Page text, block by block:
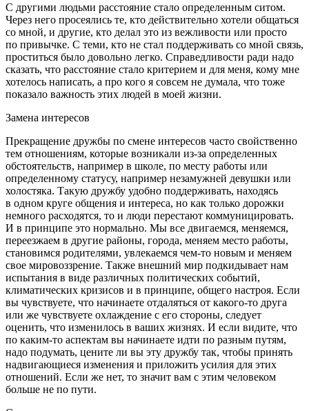
С другими людьми расстояние стало определенным ситом.
Через него просеялись те, кто действительно хотели общаться
со мной, и другие, кто делал это из вежливости или просто
по привычке. С теми, кто не стал поддерживать со мной связь,
проститься было довольно легко. Справедливости ради надо
сказать, что расстояние стало критерием и для меня, кому мне
хотелось написать, а про кого я совсем не думала, что тоже
показало важность этих людей в моей жизни.
Замена интересов
Прекращение дружбы по смене интересов часто свойственно
тем отношениям, которые возникали из-за определенных
обстоятельств, например в школе, по месту работы или
определенному статусу, например незамужней девушки или
холостяка. Такую дружбу удобно поддерживать, находясь
в одном круге общения и интереса, но как только дорожки
немного расходятся, то и люди перестают коммуницировать.
И в принципе это нормально. Мы все двигаемся, меняемся,
переезжаем в другие районы, города, меняем место работы,
становимся родителями, увлекаемся чем-то новым и меняем
свое мировоззрение. Также внешний мир подкидывает нам
испытания в виде различных политических событий,
климатических кризисов и в принципе, общего настроя. Если
вы чувствуете, что начинаете отдаляться от какого-то друга
или же чувствуете охлаждение с его стороны, следует
оценить, что изменилось в ваших жизнях. И если видите, что
по каким-то аспектам вы начинаете идти по разным путям,
надо подумать, цените ли вы эту дружбу так, чтобы принять
надвигающиеся изменения и приложить усилия для этих
отношений. Если же нет, то значит вам с этим человеком
больше не по пути.